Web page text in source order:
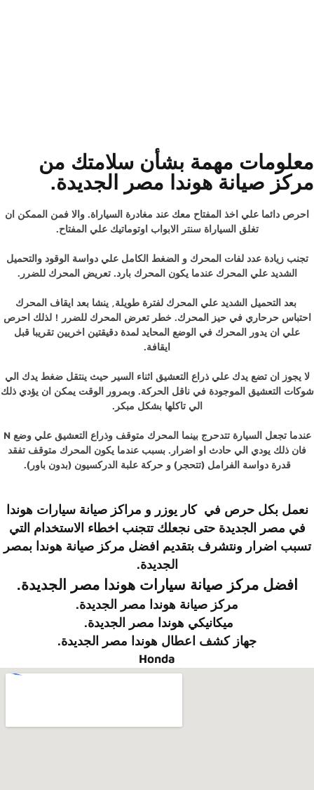
معلومات مهمة بشأن سلامتك من
مركز صيانة هوندا مصر الجديدة.
احرص دائما علي اخذ المفتاح معك عند مغادرة السياراة. والا فمن الممكن ان
تغلق السياراة سنتر الابواب اوتوماتيك علي المفتاح.
تجنب زيادة عدد لفات المحرك و الضغط الكامل علي دواسة الوقود والتحميل
الشديد علي المحرك عندما يكون المحرك بارد. تعريض المحرك للضرر.
بعد التحميل الشديد علي المحرك لفترة طويلة, ينشا بعد ايقاف المحرك
احتباس حرحاري في حيز المحرك. خطر تعرض المحرك للضرر ! لذلك احرص
علي ان يدور المحرك في الوضع المحايد لمدة دقيقتين اخريين تقريبا قبل
ايقافة.
لا يجوز ان تضع يدك علي ذراع التعشيق اثناء السير حيث ينتقل ضغط يدك الي
شوكات التعشيق الموجودة في ناقل الحركة. وبمرور الوقت يمكن ان يؤدي ذلك
الي تاكلها بشكل مبكر.
عندما تجعل السيارة تتدحرج بينما المحرك متوقف وذراع التعشيق علي وضع N
فان ذلك يودي الي حادث او اضرار. بسبب عندما يكون المحرك متوقف تفقد
قدرة دواسة الفرامل (تتحجر) و حركة علبة الدركسيون (بدون باور).
نعمل بكل حرص فيكار يوزر و مراكز صيانة سيارات هوندا
في مصر الجديدة حتى نجعلك تتجنب اخطاء الاستخدام التي
تسبب اضرار ونتشرف بتقديم
افضل مركز صيانة هوندابمصر
الجديدة.
افضل مركز صيانة سياراتهوندامصر الجديدة.
مركز صيانة هوندا مصر الجديدة.
ميكانيكي هوندا مصر الجديدة.
جهاز كشف اعطال هوندا مصر الجديدة.
Honda